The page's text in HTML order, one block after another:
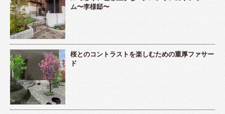
ム〜李様邸〜
桜とのコントラストを楽しむための重厚ファサー
ド